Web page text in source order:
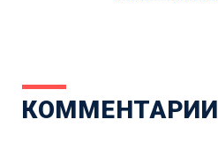
КОММЕНТАРИИ